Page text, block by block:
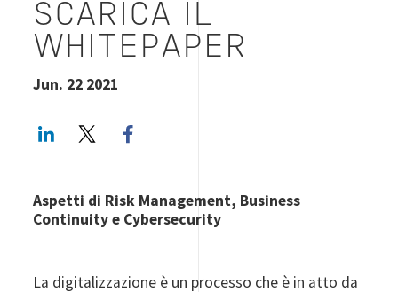
SCARICA IL
WHITEPAPER
Jun. 22 2021
LinkedInTwitter
Aspetti di Risk Management, Business
Continuity e Cybersecurity
La digitalizzazione è un processo che è in atto da